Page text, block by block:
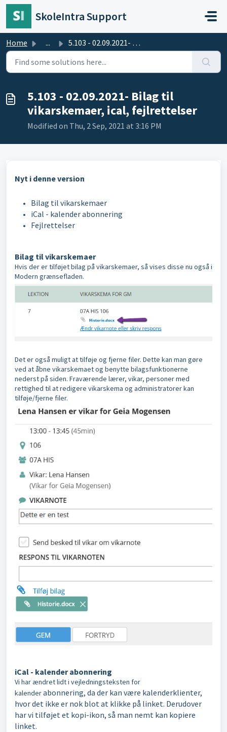
Skip to main content
SkoleIntra Support
Home ... 5.103 - 02.09.2021- Bilag til vikarskemaer, ical, fejlret...
5.103 - 02.09.2021- Bilag til
vikarskemaer, ical, fejlrettelser
Modified on Thu, 2 Sep, 2021 at 3:16 PM
Nyt i denne version
Bilag til vikarskemaer
iCal - kalender abonnering
Fejlrettelser
Bilag til vikarskemaer
Hvis der er tilføjet bilag på vikarskemaer, så vises disse nu også i
Modern grænsefladen.
Det er også muligt at tilføje og fjerne filer. Dette kan man gøre
ved at åbne vikarskemaet og benytte bilagsfunktionerne
nederst på siden. Fraværende lærer, vikar, personer med
rettighed til at redigere vikarskema og administratorer kan
tilføje/fjerne filer.
iCal - kalender abonnering
Vi har ændret lidt i vejledningsteksten for
kalenderabonnering, da der kan være kalenderklienter,
hvor det ikke er nok blot at klikke på linket. Derudover
har vi tilføjet et kopi-ikon, så man nemt kan kopiere
linket.